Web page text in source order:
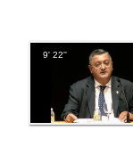
9' 22''